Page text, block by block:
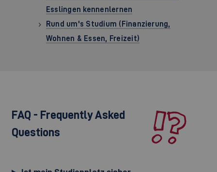
Esslingen kennenlernen
Rund um's Studium (Finanzierung,
Wohnen & Essen, Freizeit)
FAQ - Frequently Asked
Questions